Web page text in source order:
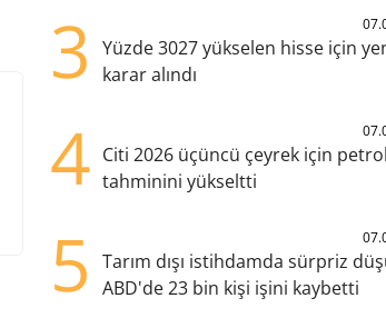
3
Yüzde 3027 yükselen hisse için
karar alındı
4 Citi 2026 üçüncü çeyrek için
tahminini yükseltti
5
Tarım dışı istihdamda sürpriz
ABD'de 23 bin kişi işini kaybetti